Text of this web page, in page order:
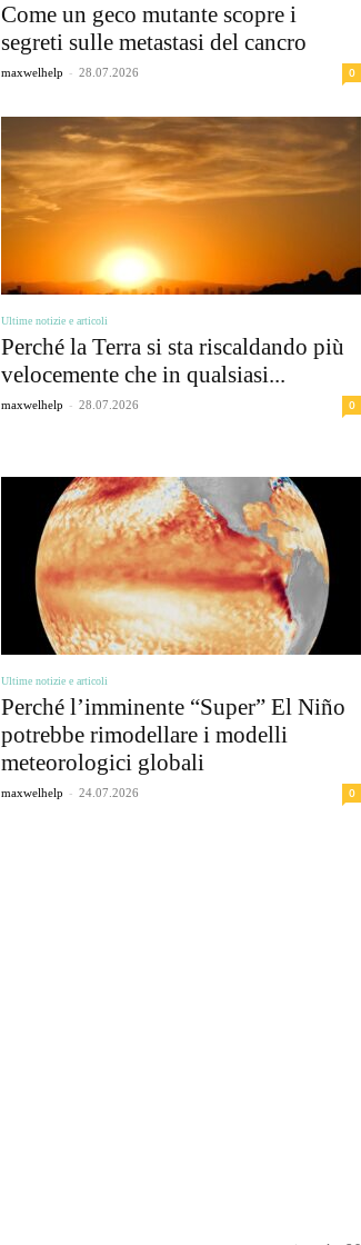
Come un geco mutante scopre i
segreti sulle metastasi del cancro
maxwelhelp - 28.07.2026 0
Ultime notizie e articoli
Perché la Terra si sta riscaldando più
velocemente che in qualsiasi...
maxwelhelp - 28.07.2026 0
Ultime notizie e articoli
Perché l’imminente “Super” El Niño
potrebbe rimodellare i modelli
meteorologici globali
maxwelhelp - 24.07.2026 0